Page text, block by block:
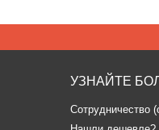
УЗНАЙТЕ
Сотрудничество